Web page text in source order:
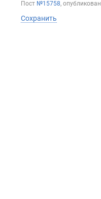
Пост №15758, опубликован
Сохранить